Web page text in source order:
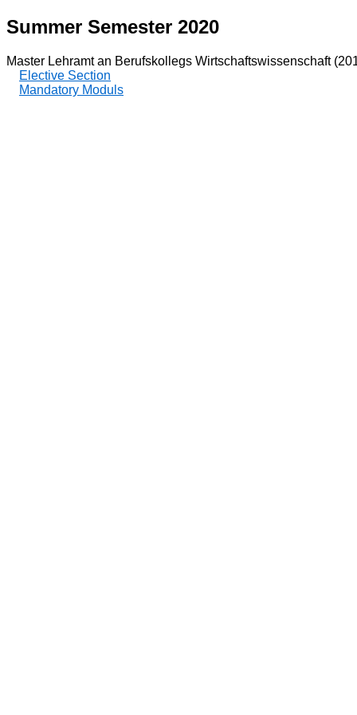
Summer Semester 2020
Master Lehramt an Berufskollegs Wirtschaftswissenschaft
Elective Section
Mandatory Moduls